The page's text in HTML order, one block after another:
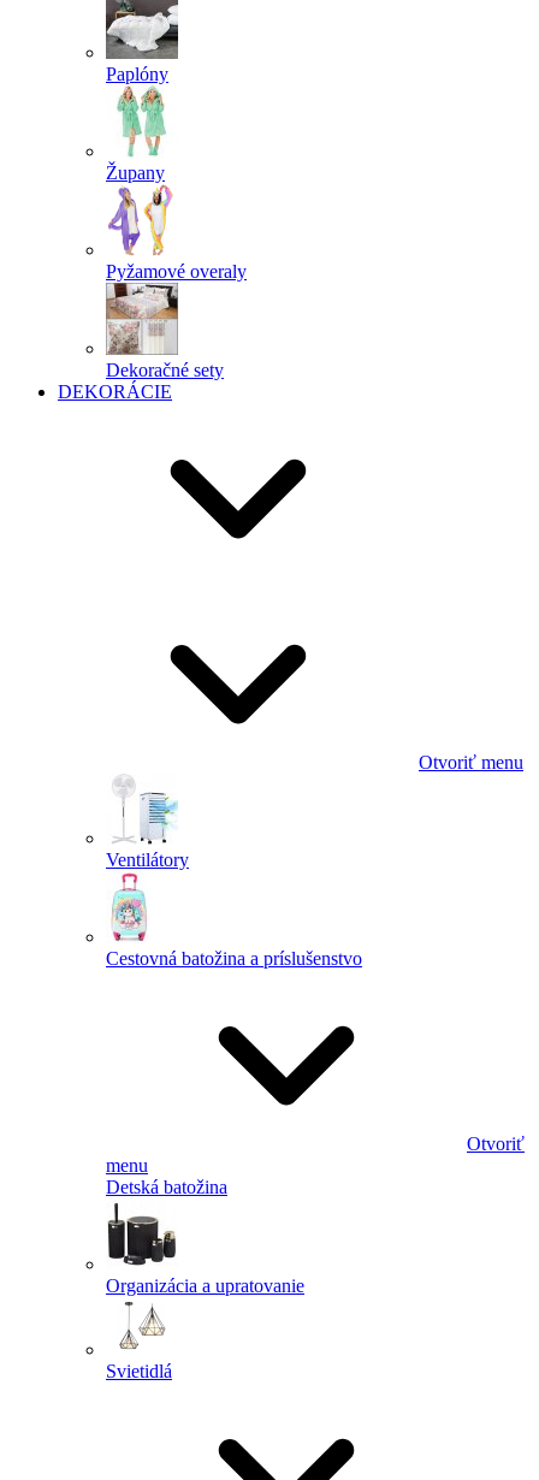
Paplóny
Župany
Pyžamové overaly
Dekoračné sety
DEKORÁCIE
Otvoriť menu
Ventilátory
Cestovná batožina a príslušenstvo
Otvoriť
menu
Detská batožina
Organizácia a upratovanie
Svietidlá